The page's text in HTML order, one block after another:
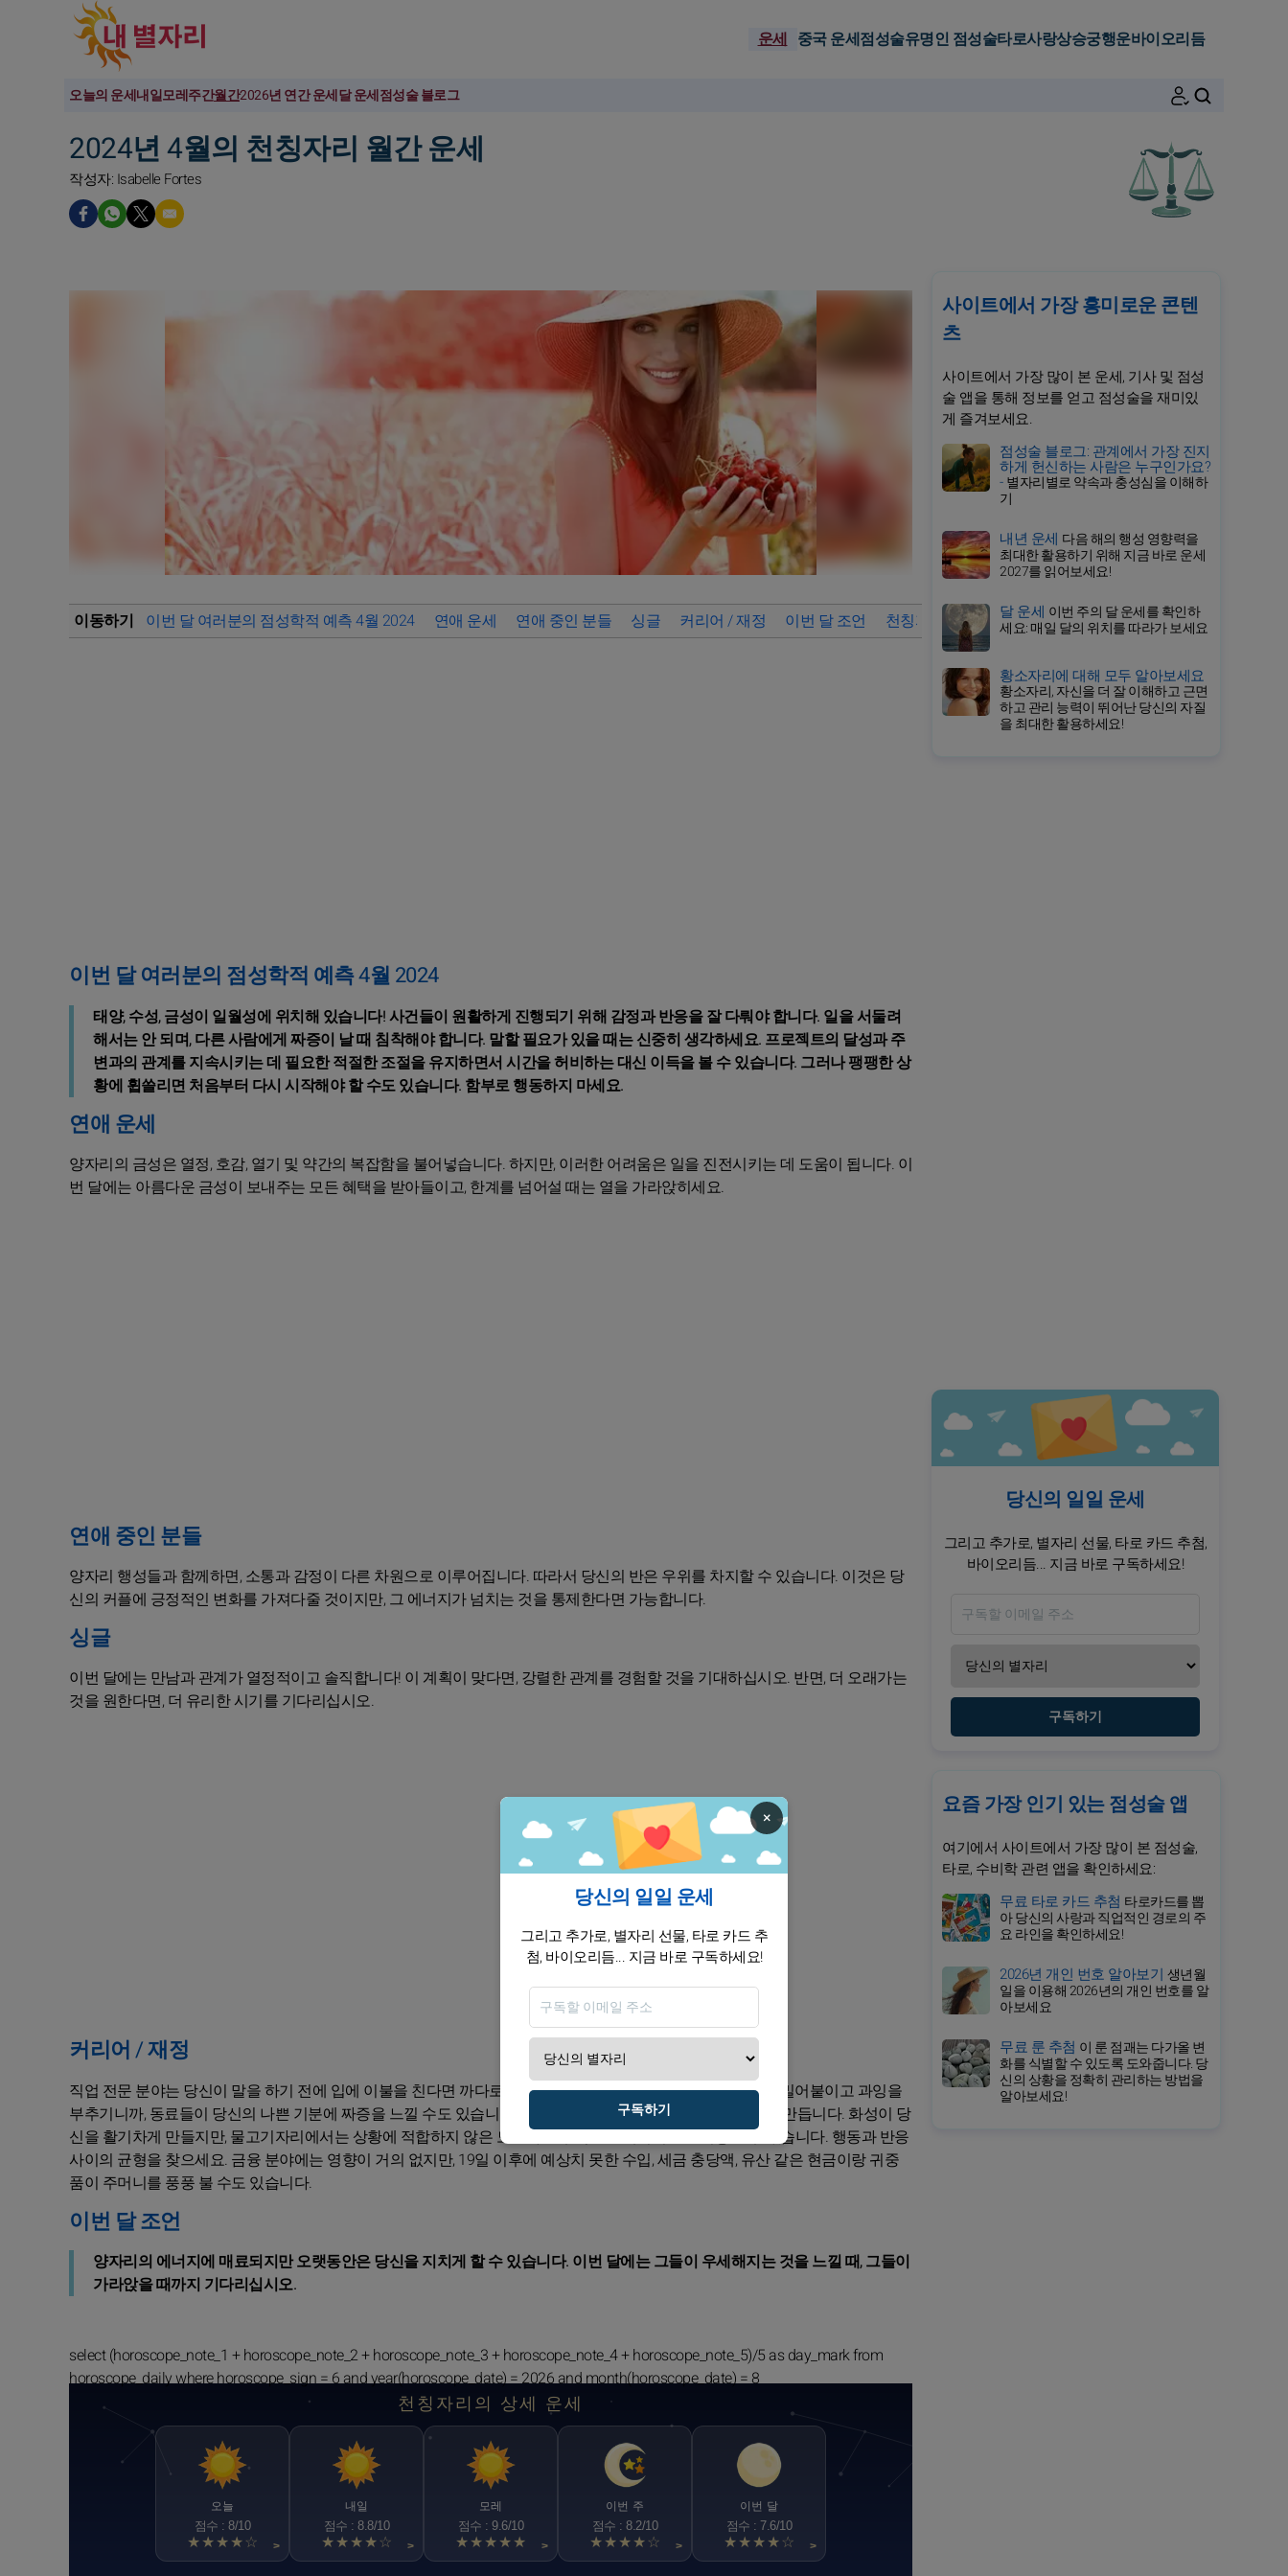
운세 중국 운세점성술유명인 점성술타로사랑상승궁행운바이오리듬
오늘의 운세내일모레주간월간2026년 연간 운세달 운세점성술 블로그
2024년 4월의 천칭자리 월간 운세
작성자: Isabelle Fortes
이동하기 이번 달 여러분의 점성학적 예측 4월 2024 연애 운세 연애 중인 분들 싱글 커리어 / 재정 이번 달 조언 천칭자리의 상세 운세 2024년 천칭자리 월간 운세 바로가기
이번 달 여러분의 점성학적 예측 4월 2024
태양, 수성, 금성이 일월성에 위치해 있습니다! 사건들이 원활하게 진행되기 위해 감정과 반응을 잘 다뤄야 합니다. 일을 서둘려
해서는 안 되며, 다른 사람에게 짜증이 날 때 침착해야 합니다. 말할 필요가 있을 때는 신중히 생각하세요. 프로젝트의 달성과 주
변과의 관계를 지속시키는 데 필요한 적절한 조절을 유지하면서 시간을 허비하는 대신 이득을 볼 수 있습니다. 그러나 팽팽한 상
황에 휩쓸리면 처음부터 다시 시작해야 할 수도 있습니다. 함부로 행동하지 마세요.
연애 운세
양자리의 금성은 열정, 호감, 열기 및 약간의 복잡함을 불어넣습니다. 하지만, 이러한 어려움은 일을 진전시키는 데 도움이 됩니다. 이
번 달에는 아름다운 금성이 보내주는 모든 혜택을 받아들이고, 한계를 넘어설 때는 열을 가라앉히세요.
연애 중인 분들
양자리 행성들과 함께하면, 소통과 감정이 다른 차원으로 이루어집니다. 따라서 당신의 반은 우위를 차지할 수 있습니다. 이것은 당
신의 커플에 긍정적인 변화를 가져다줄 것이지만, 그 에너지가 넘치는 것을 통제한다면 가능합니다.
싱글
이번 달에는 만남과 관계가 열정적이고 솔직합니다! 이 계획이 맞다면, 강렬한 관계를 경험할 것을 기대하십시오. 반면, 더 오래가는
것을 원한다면, 더 유리한 시기를 기다리십시오.
커리어 / 재정
직업 전문 분야는 당신이 말을 하기 전에 입에 이불을 친다면 까다로워질 수 있습니다! 양자리의 수성이 당신을 밀어붙이고 과잉을
부추기니까, 동료들이 당신의 나쁜 기분에 짜증을 느낄 수도 있습니다. 현명한 연락이 두 번의 제안을 가치 있게 만듭니다. 화성이 당
신을 활기차게 만들지만, 물고기자리에서는 상황에 적합하지 않은 모호하고 부적절한 에너지를 불어넣을 수 있습니다. 행동과 반응
사이의 균형을 찾으세요. 금융 분야에는 영향이 거의 없지만, 19일 이후에 예상치 못한 수입, 세금 충당액, 유산 같은 현금이랑 귀중
품이 주머니를 풍풍 불 수도 있습니다.
이번 달 조언
양자리의 에너지에 매료되지만 오랫동안은 당신을 지치게 할 수 있습니다. 이번 달에는 그들이 우세해지는 것을 느낄 때, 그들이
가라앉을 때까지 기다리십시오.
select (horoscope_note_1 + horoscope_note_2 + horoscope_note_3 + horoscope_note_4 + horoscope_note_5)/5 as day_mark from
horoscope_daily where horoscope_sign = 6 and year(horoscope_date) = 2026 and month(horoscope_date) = 8
천칭자리의 상세 운세
오늘
점수 : 8/10
★★★★☆ >
내일
점수 : 8.8/10
★★★★☆ >
모레
점수 : 9.6/10
★★★★★ >
이번 주
점수 : 8.2/10
★★★★☆ >
이번 달
점수 : 7.6/10
★★★★☆ >
사이트에서 가장 흥미로운 콘텐
츠
사이트에서 가장 많이 본 운세, 기사 및 점성
술 앱을 통해 정보를 얻고 점성술을 재미있
게 즐겨보세요.
점성술 블로그: 관계에서 가장 진지
하게 헌신하는 사람은 누구인가요?
-별자리별로 약속과 충성심을 이해하
기
내년 운세 다음 해의 행성 영향력을
최대한 활용하기 위해 지금 바로 운세
2027를 읽어보세요!
달 운세 이번 주의 달 운세를 확인하
세요: 매일 달의 위치를 따라가 보세요
황소자리에 대해 모두 알아보세요
황소자리, 자신을 더 잘 이해하고 근면
하고 관리 능력이 뛰어난 당신의 자질
을 최대한 활용하세요!
당신의 일일 운세
그리고 추가로, 별자리 선물, 타로 카드 추첨,
바이오리듬... 지금 바로 구독하세요!
구독하기
요즘 가장 인기 있는 점성술 앱
여기에서 사이트에서 가장 많이 본 점성술,
타로, 수비학 관련 앱을 확인하세요:
무료 타로 카드 추첨 타로카드를 뽑
아 당신의 사랑과 직업적인 경로의 주
요 라인을 확인하세요!
2026년 개인 번호 알아보기 생년월
일을 이용해 2026년의 개인 번호를 알
아보세요
무료 룬 추첨 이 룬 점괘는 다가올 변
화를 식별할 수 있도록 도와줍니다. 당
신의 상황을 정확히 관리하는 방법을
알아보세요!
×
당신의 일일 운세
그리고 추가로, 별자리 선물, 타로 카드 추
첨, 바이오리듬... 지금 바로 구독하세요!
구독하기